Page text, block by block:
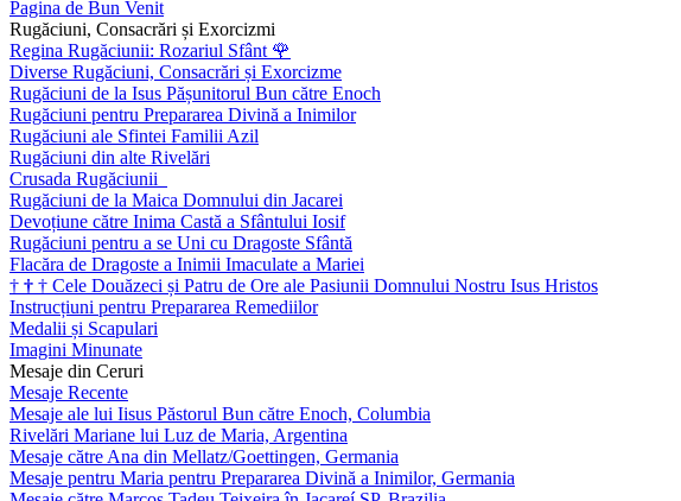
Pagina de Bun Venit
Rugăciuni, Consacrări și Exorcizmi
Regina Rugăciunii: Rozariul Sfânt 🌹
Diverse Rugăciuni, Consacrări și Exorcizme
Rugăciuni de la Isus Pășunitorul Bun către Enoch
Rugăciuni pentru Prepararea Divină a Inimilor
Rugăciuni ale Sfintei Familii Azil
Rugăciuni din alte Rivelări
Crusada Rugăciunii
Rugăciuni de la Maica Domnului din Jacarei
Devoțiune către Inima Castă a Sfântului Iosif
Rugăciuni pentru a se Uni cu Dragoste Sfântă
Flacăra de Dragoste a Inimii Imaculate a Mariei
† † † Cele Douăzeci și Patru de Ore ale Pasiunii Domnului Nostru Isus Hristos
Instrucțiuni pentru Prepararea Remediilor
Medalii și Scapulari
Imagini Minunate
Mesaje din Ceruri
Mesaje Recente
Mesaje ale lui Iisus Păstorul Bun către Enoch, Columbia
Rivelări Mariane lui Luz de Maria, Argentina
Mesaje către Ana din Mellatz/Goettingen, Germania
Mesaje pentru Maria pentru Prepararea Divină a Inimilor, Germania